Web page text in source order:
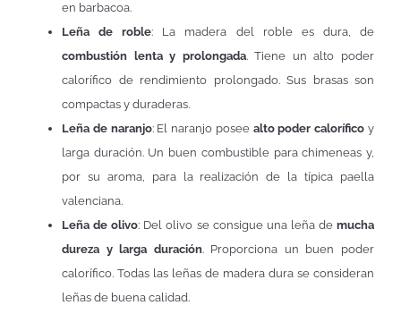
en barbacoa.
Leña de roble: La madera del roble es dura, de
combustión lenta y prolongada. Tiene un alto poder
calorífico de rendimiento prolongado. Sus brasas son
compactas y duraderas.
Leña de naranjo: El naranjo posee alto poder calorífico y
larga duración. Un buen combustible para chimeneas y,
por su aroma, para la realización de la típica paella
valenciana.
Leña de olivo: Del olivo se consigue una leña demucha
dureza y larga duración. Proporciona un buen poder
calorífico. Todas las leñas de madera dura se consideran
leñas de buena calidad.